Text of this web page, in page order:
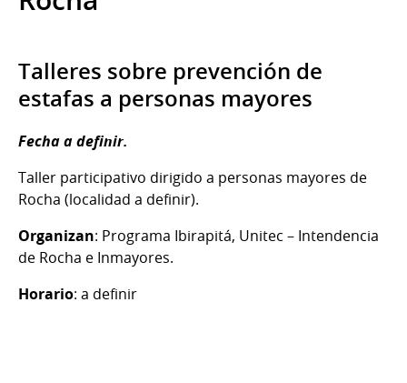
Talleres sobre prevención de
estafas a personas mayores
Fecha a definir.
Taller participativo dirigido a personas mayores de
Rocha (localidad a definir).
Organizan: Programa Ibirapitá, Unitec – Intendencia
de Rocha e Inmayores.
Horario: a definir